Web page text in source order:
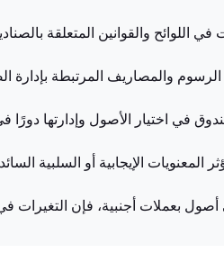
في اللوائح والقوانين المتعلقة
والمصاريف المرتبطة بإدارة
في اختيار الأصول وإدارتها
المعنويات الإيجابية أو
أصول بعملات أجنبية، فإن